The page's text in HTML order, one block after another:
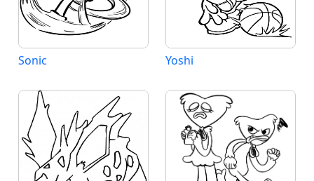
Sonic Yoshi